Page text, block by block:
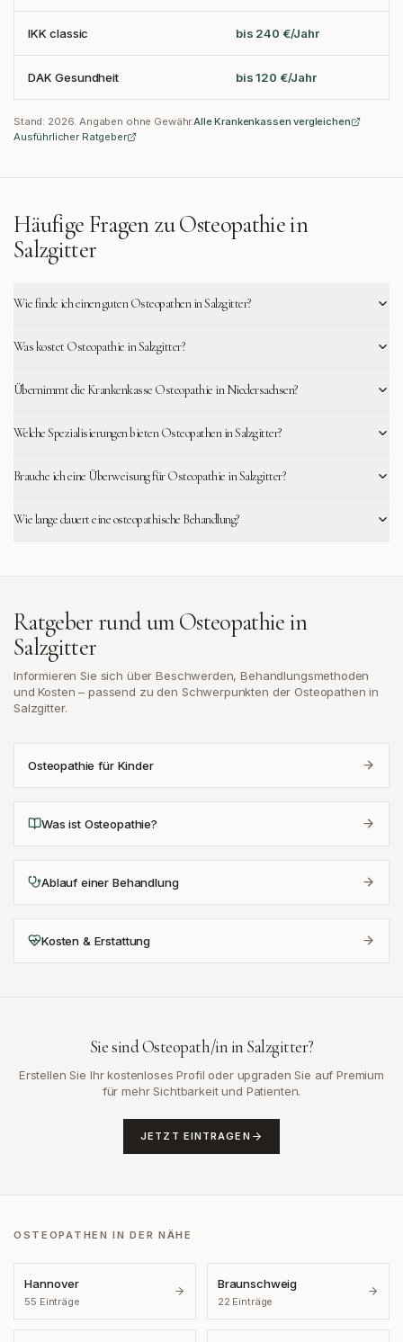
IKK classic bis 240 €/Jahr
DAK Gesundheit bis 120 €/Jahr
Stand: 2026 . Angaben ohne Gewähr. Alle Krankenkassen vergleichen
Ausführlicher Ratgeber
Häufige Fragen zu Osteopathie in
Salzgitter
Wie finde ich einen guten Osteopathen in Salzgitter?
Was kostet Osteopathie in Salzgitter?
Übernimmt die Krankenkasse Osteopathie in Niedersachsen?
Welche Spezialisierungen bieten Osteopathen in Salzgitter?
Brauche ich eine Überweisung für Osteopathie in Salzgitter?
Wie lange dauert eine osteopathische Behandlung?
Ratgeber rund um Osteopathie in
Salzgitter
Informieren Sie sich über Beschwerden, Behandlungsmethoden
und Kosten – passend zu den Schwerpunkten der Osteopathen in
Salzgitter.
Osteopathie für Kinder
Was ist Osteopathie?
Ablauf einer Behandlung
Kosten & Erstattung
Sie sind Osteopath/in in Salzgitter?
Erstellen Sie Ihr kostenloses Profil oder upgraden Sie auf Premium
für mehr Sichtbarkeit und Patienten.
JETZT EINTRAGEN
OSTEOPATHEN IN DER NÄHE
Hannover
55 Einträge
Braunschweig
22 Einträge